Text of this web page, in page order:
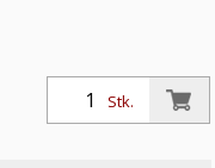
Stk.